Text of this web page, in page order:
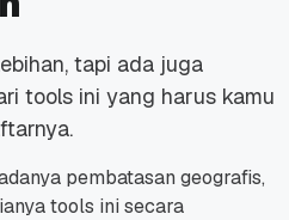
tapi ada juga
tools ini yang harus kamu
pembatasan geografis,
tools ini secara